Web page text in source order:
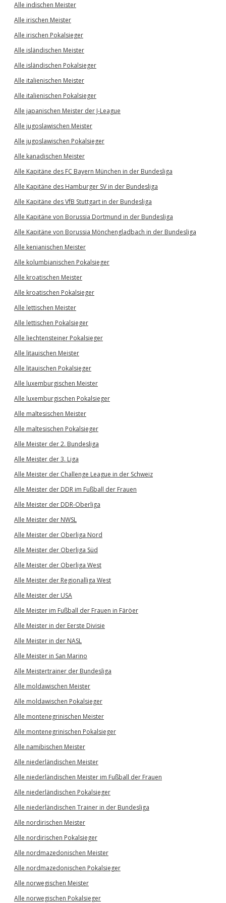
Alle indischen Meister
Alle irischen Meister
Alle irischen Pokalsieger
Alle isländischen Meister
Alle isländischen Pokalsieger
Alle italienischen Meister
Alle italienischen Pokalsieger
Alle japanischen Meister der J-League
Alle jugoslawischen Meister
Alle jugoslawischen Pokalsieger
Alle kanadischen Meister
Alle Kapitäne des FC Bayern München in der Bundesliga
Alle Kapitäne des Hamburger SV in der Bundesliga
Alle Kapitäne des VfB Stuttgart in der Bundesliga
Alle Kapitäne von Borussia Dortmund in der Bundesliga
Alle Kapitäne von Borussia Mönchengladbach in der Bundesliga
Alle kenianischen Meister
Alle kolumbianischen Pokalsieger
Alle kroatischen Meister
Alle kroatischen Pokalsieger
Alle lettischen Meister
Alle lettischen Pokalsieger
Alle liechtensteiner Pokalsieger
Alle litauischen Meister
Alle litauischen Pokalsieger
Alle luxemburgischen Meister
Alle luxemburgischen Pokalsieger
Alle maltesischen Meister
Alle maltesischen Pokalsieger
Alle Meister der 2. Bundesliga
Alle Meister der 3. Liga
Alle Meister der Challenge League in der Schweiz
Alle Meister der DDR im Fußball der Frauen
Alle Meister der DDR-Oberliga
Alle Meister der NWSL
Alle Meister der Oberliga Nord
Alle Meister der Oberliga Süd
Alle Meister der Oberliga West
Alle Meister der Regionalliga West
Alle Meister der USA
Alle Meister im Fußball der Frauen in Färöer
Alle Meister in der Eerste Divisie
Alle Meister in der NASL
Alle Meister in San Marino
Alle Meistertrainer der Bundesliga
Alle moldawischen Meister
Alle moldawischen Pokalsieger
Alle montenegrinischen Meister
Alle montenegrinischen Pokalsieger
Alle namibischen Meister
Alle niederländischen Meister
Alle niederländischen Meister im Fußball der Frauen
Alle niederländischen Pokalsieger
Alle niederländischen Trainer in der Bundesliga
Alle nordirischen Meister
Alle nordirischen Pokalsieger
Alle nordmazedonischen Meister
Alle nordmazedonischen Pokalsieger
Alle norwegischen Meister
Alle norwegischen Pokalsieger